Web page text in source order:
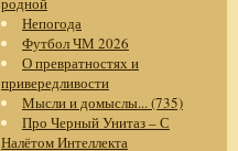
Непогода
Футбол ЧМ 2026
О превратностях и
привередливости
Мысли и домыслы... (735)
Про Черный Унитаз – С
Налётом Интеллекта